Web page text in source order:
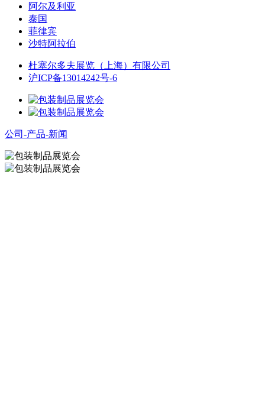
阿尔及利亚
泰国
菲律宾
沙特阿拉伯
杜塞尔多夫展览（上海）有限公司
沪ICP备13014242号-6
公司-产品-新闻